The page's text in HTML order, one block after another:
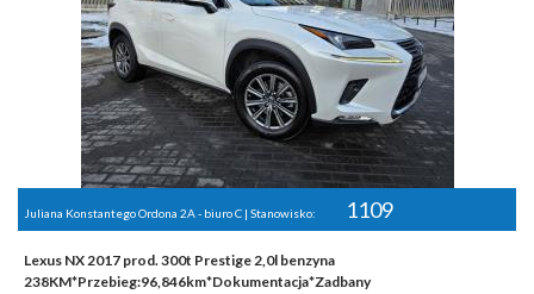
Juliana Konstantego Ordona 2A - biuro C | Stanowisko: 1109
Lexus NX 2017 prod. 300t Prestige 2,0l benzyna
238KM*Przebieg:96,846km*Dokumentacja*Zadbany